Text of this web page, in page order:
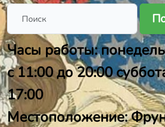
Часы работы:
с 11:00 до 20:00
17:00
Местоположение: